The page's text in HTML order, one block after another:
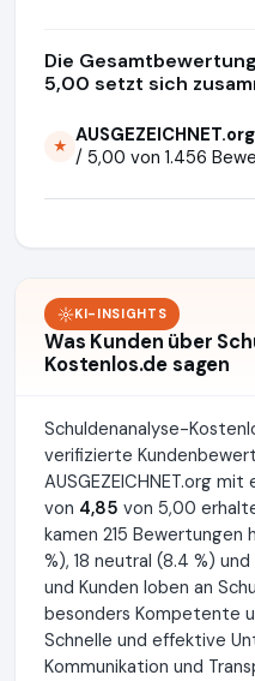
Die
5,00 setzt sich
★ AUSGEZEICHNET.org
/ 5,00 von 1.456
KI-INSIGHTS
Was Kunden über
Kostenlos.de sagen
Schuldenanalyse-
verifizierte
AUSGEZEICHNET.org
von 4,85 von 5,00
kamen 215 Bewertungen
%), 18 neutral (8.4 %)
und Kunden loben an
besonders Kompetente
Schnelle und effektive
Kommunikation und